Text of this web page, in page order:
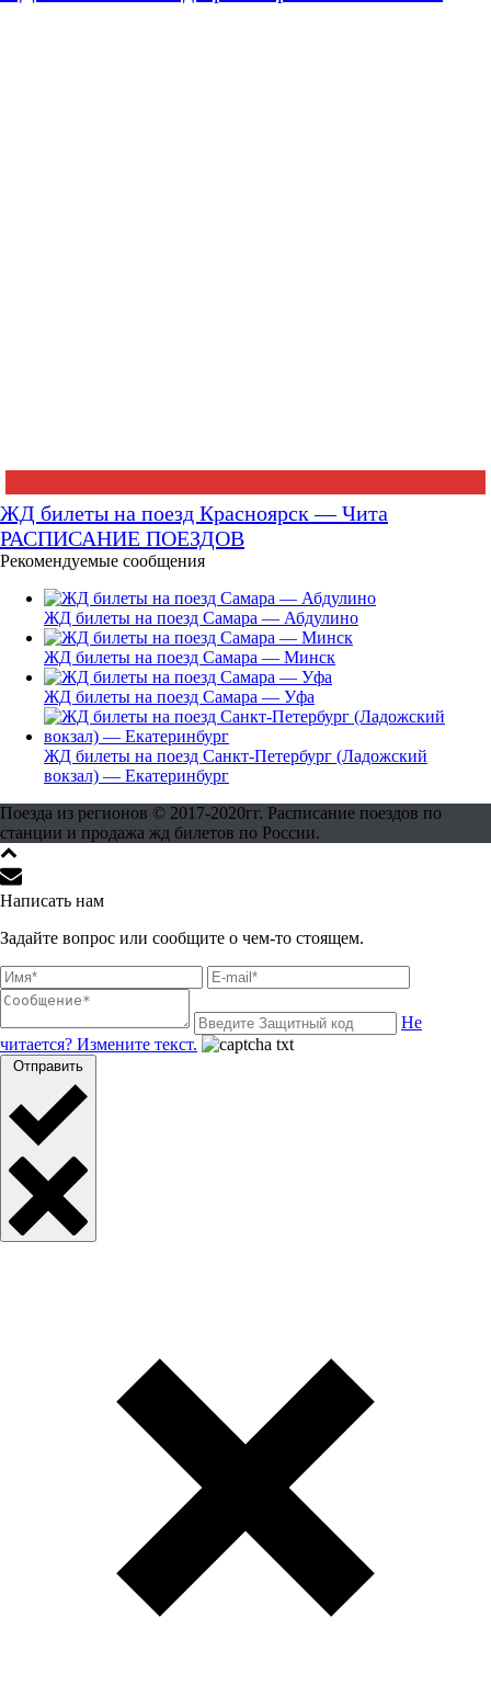
ЖД билеты на поезд Красноярск — Чита
РАСПИСАНИЕ ПОЕЗДОВ
Рекомендуемые сообщения
ЖД билеты на поезд Самара — Абдулино
ЖД билеты на поезд Самара — Минск
ЖД билеты на поезд Самара — Уфа
ЖД билеты на поезд Санкт-Петербург (Ладожский
вокзал) — Екатеринбург
Поезда из регионов © 2017-2020гг. Расписание поездов по
станции и продажа жд билетов по России.
Написать нам
Задайте вопрос или сообщите о чем-то стоящем.
Не
читается? Измените текст.
Отправить